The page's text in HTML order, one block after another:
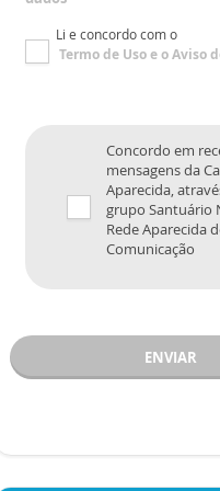
Li e concordo com o
Termo de Usoe oAviso
Concordo em
mensagens da
Aparecida,
grupo Santuário
Rede Aparecida
Comunicação
ENVIAR